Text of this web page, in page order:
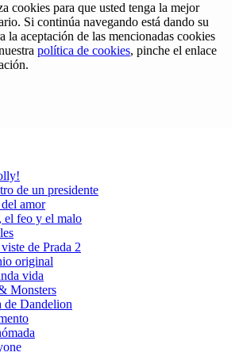
cookies para que usted tenga la mejor
Si continúa navegando está dando su
la aceptación de las mencionadas cookies
política de cookies, pinche el enlace
de un presidente
amor
el feo y el malo
de Prada 2
original
vida
Monsters
de Dandelion